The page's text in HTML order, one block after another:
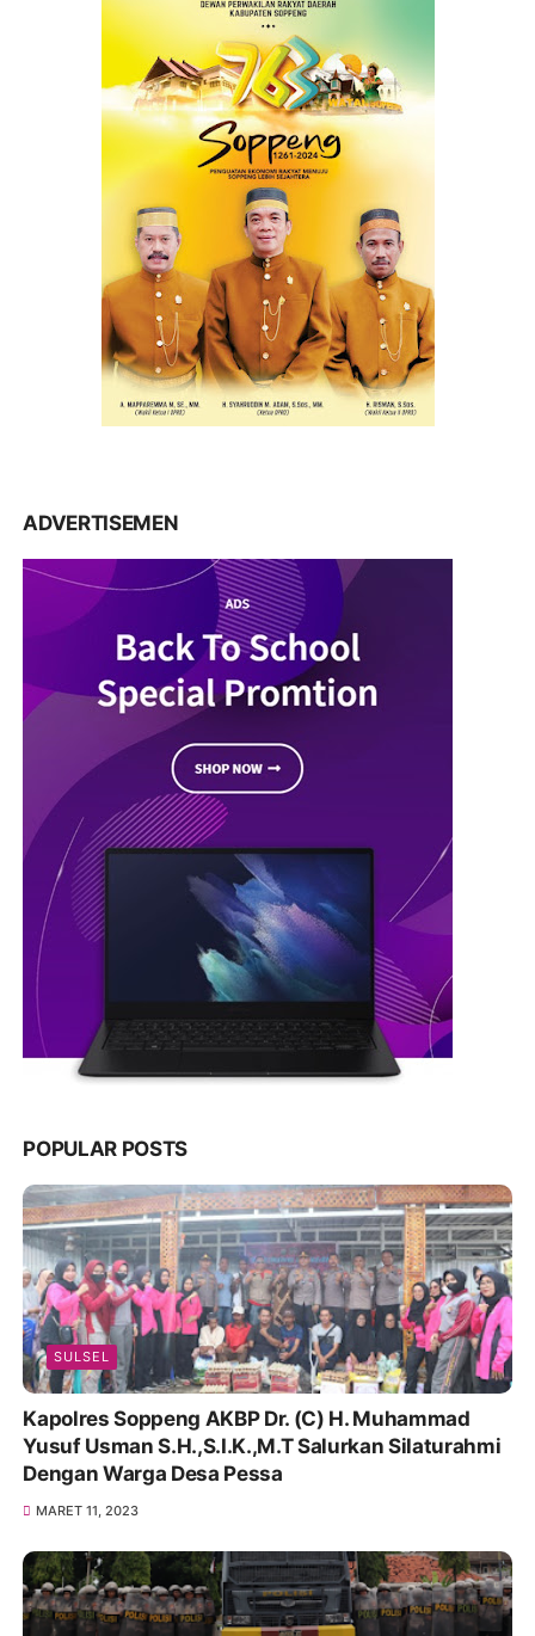
ADVERTISEMEN
POPULAR POSTS
SULSEL
Kapolres Soppeng AKBP Dr. (C) H. Muhammad
Yusuf Usman S.H.,S.I.K.,M.T Salurkan Silaturahmi
Dengan Warga Desa Pessa
MARET 11, 2023